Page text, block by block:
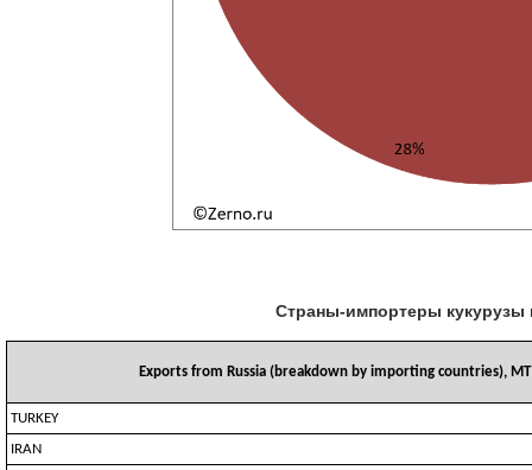
Страны-импортеры кукурузы
Exports from Russia (breakdown by importing countries), MT
TURKEY
IRAN